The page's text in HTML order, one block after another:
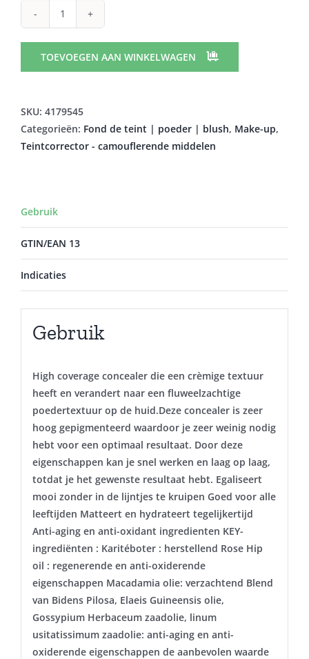
CENT
CENT
COVERING
2.0
6ML
aantal
TOEVOEGEN AAN WINKELWAGEN
SKU: 4179545
Categorieën: Fond de teint | poeder | blush, Make-up,
Teintcorrector - camouflerende middelen
Gebruik
GTIN/EAN 13
Indicaties
Gebruik
High coverage concealer die een crèmige textuur
heeft en verandert naar een fluweelzachtige
poedertextuur op de huid.Deze concealer is zeer
hoog gepigmenteerd waardoor je zeer weinig nodig
hebt voor een optimaal resultaat. Door deze
eigenschappen kan je snel werken en laag op laag,
totdat je het gewenste resultaat hebt. Egaliseert
mooi zonder in de lijntjes te kruipen Goed voor alle
leeftijden Matteert en hydrateert tegelijkertijd
Anti-aging en anti-oxidant ingredienten KEY-
ingrediënten : Karitéboter : herstellend Rose Hip
oil : regenerende en anti-oxiderende
eigenschappen Macadamia olie: verzachtend Blend
van Bidens Pilosa, Elaeis Guineensis olie,
Gossypium Herbaceum zaadolie, linum
usitatissimum zaadolie: anti-aging en anti-
oxiderende eigenschappen de aanbevolen waarde